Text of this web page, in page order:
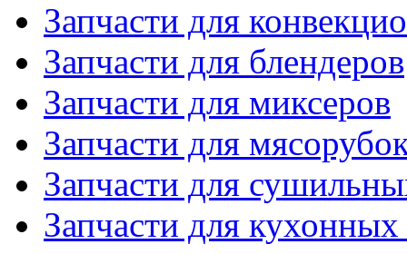
Запчасти для
Запчасти для блендеров
Запчасти для миксеров
Запчасти для
Запчасти для
Запчасти для